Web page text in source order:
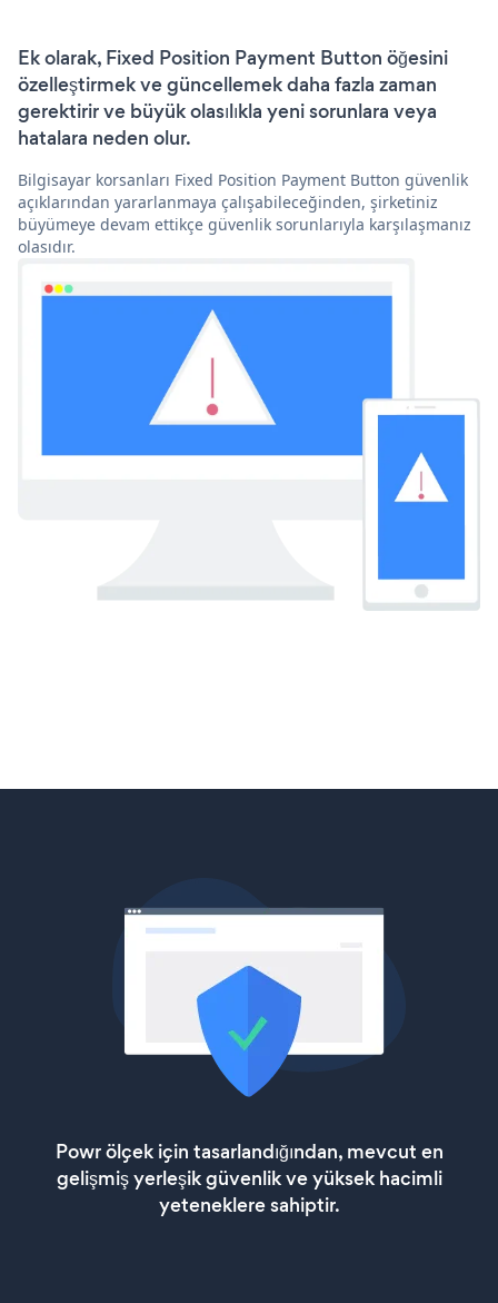
Ek olarak, Fixed Position Payment Button öğesini
özelleştirmek ve güncellemek daha fazla zaman
gerektirir ve büyük olasılıkla yeni sorunlara veya
hatalara neden olur.
Bilgisayar korsanları Fixed Position Payment Button güvenlik
açıklarından yararlanmaya çalışabileceğinden, şirketiniz
büyümeye devam ettikçe güvenlik sorunlarıyla karşılaşmanız
olasıdır.
Powr ölçek için tasarlandığından, mevcut en
gelişmiş yerleşik güvenlik ve yüksek hacimli
yeteneklere sahiptir.